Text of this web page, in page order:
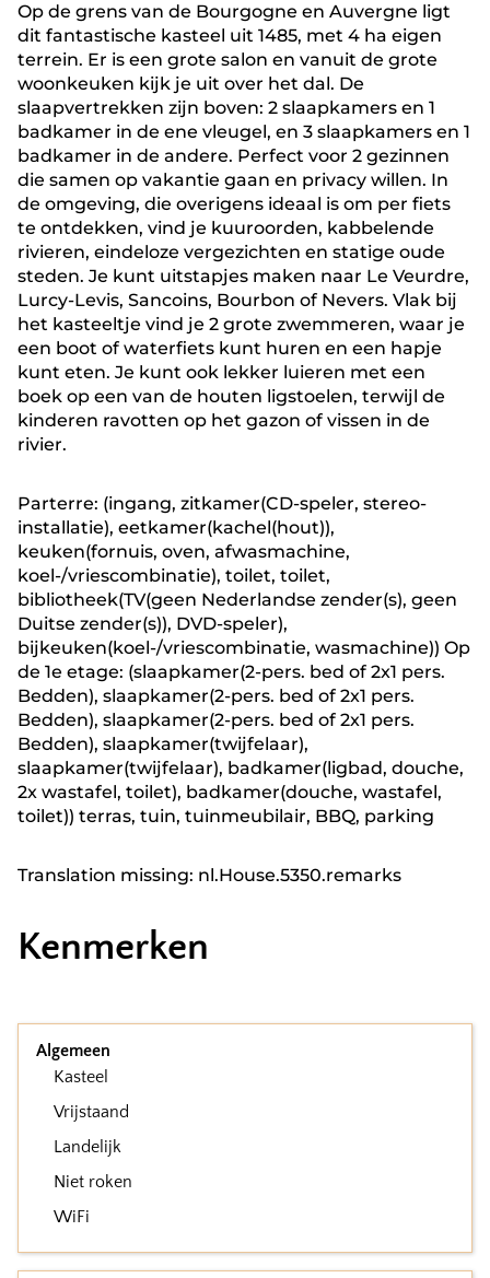
Op de grens van de Bourgogne en Auvergne ligt
dit fantastische kasteel uit 1485, met 4 ha eigen
terrein. Er is een grote salon en vanuit de grote
woonkeuken kijk je uit over het dal. De
slaapvertrekken zijn boven: 2 slaapkamers en 1
badkamer in de ene vleugel, en 3 slaapkamers en 1
badkamer in de andere. Perfect voor 2 gezinnen
die samen op vakantie gaan en privacy willen. In
de omgeving, die overigens ideaal is om per fiets
te ontdekken, vind je kuuroorden, kabbelende
rivieren, eindeloze vergezichten en statige oude
steden. Je kunt uitstapjes maken naar Le Veurdre,
Lurcy-Levis, Sancoins, Bourbon of Nevers. Vlak bij
het kasteeltje vind je 2 grote zwemmeren, waar je
een boot of waterfiets kunt huren en een hapje
kunt eten. Je kunt ook lekker luieren met een
boek op een van de houten ligstoelen, terwijl de
kinderen ravotten op het gazon of vissen in de
rivier.
Parterre: (ingang, zitkamer(CD-speler, stereo-
installatie), eetkamer(kachel(hout)),
keuken(fornuis, oven, afwasmachine,
koel-/vriescombinatie), toilet, toilet,
bibliotheek(TV(geen Nederlandse zender(s), geen
Duitse zender(s)), DVD-speler),
bijkeuken(koel-/vriescombinatie, wasmachine)) Op
de 1e etage: (slaapkamer(2-pers. bed of 2x1 pers.
Bedden), slaapkamer(2-pers. bed of 2x1 pers.
Bedden), slaapkamer(2-pers. bed of 2x1 pers.
Bedden), slaapkamer(twijfelaar),
slaapkamer(twijfelaar), badkamer(ligbad, douche,
2x wastafel, toilet), badkamer(douche, wastafel,
toilet)) terras, tuin, tuinmeubilair, BBQ, parking
Translation missing: nl.House.5350.remarks
Kenmerken
Algemeen
Kasteel
Vrijstaand
Landelijk
Niet roken
WiFi